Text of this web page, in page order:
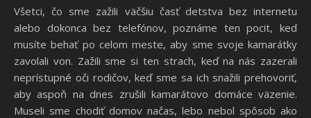
Všetci, čo sme zažili väčšiu časť detstva bez internetu
alebo dokonca bez telefónov, poznáme ten pocit, keď
musíte behať po celom meste, aby sme svoje kamarátky
zavolali von. Zažili sme si ten strach, keď na nás zazerali
neprístupné oči rodičov, keď sme sa ich snažili prehovoriť,
aby aspoň na dnes zrušili kamarátovo domáce väzenie.
Museli sme chodiť domov načas, lebo nebol spôsob ako